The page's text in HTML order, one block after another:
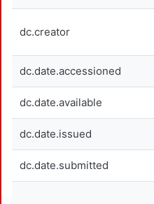
dc.creator
dc.date.accessioned
dc.date.available
dc.date.issued
dc.date.submitted